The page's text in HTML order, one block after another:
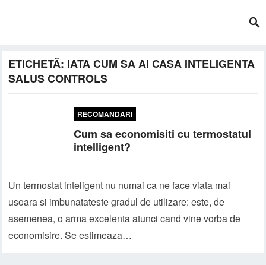
ETICHETĂ: IATA CUM SA AI CASA INTELIGENTA
SALUS CONTROLS
RECOMANDARI
Cum sa economisiti cu termostatul
intelligent?
Un termostat inteligent nu numai ca ne face viata mai
usoara si imbunatateste gradul de utilizare: este, de
asemenea, o arma excelenta atunci cand vine vorba de
economisire. Se estimeaza…